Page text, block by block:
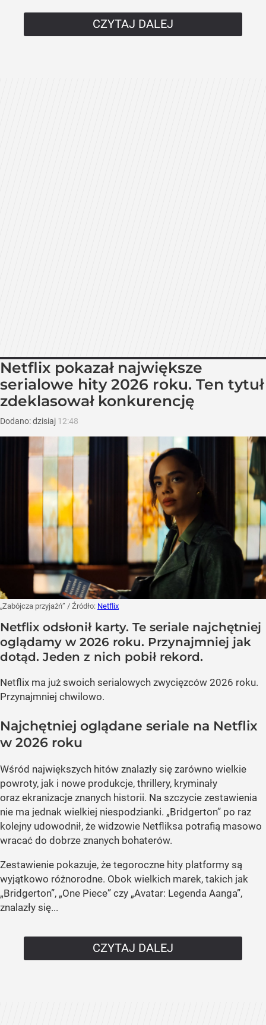
CZYTAJ DALEJ
Netflix pokazał największe
serialowe hity 2026 roku. Ten tytuł
zdeklasował konkurencję
Dodano:dzisiaj 12:48
„Zabójcza przyjaźń” / Źródło: Netflix
Netflix odsłonił karty. Te seriale najchętniej
oglądamy w 2026 roku. Przynajmniej jak
dotąd. Jeden z nich pobił rekord.
Netflix ma już swoich serialowych zwycięzców 2026 roku.
Przynajmniej chwilowo.
Najchętniej oglądane seriale na Netflix
w 2026 roku
Wśród największych hitów znalazły się zarówno wielkie
powroty, jak i nowe produkcje, thrillery, kryminały
oraz ekranizacje znanych historii. Na szczycie zestawienia
nie ma jednak wielkiej niespodzianki. „Bridgerton” po raz
kolejny udowodnił, że widzowie Netfliksa potrafią masowo
wracać do dobrze znanych bohaterów.
Zestawienie pokazuje, że tegoroczne hity platformy są
wyjątkowo różnorodne. Obok wielkich marek, takich jak
„Bridgerton”, „One Piece” czy „Avatar: Legenda Aanga”,
znalazły się...
CZYTAJ DALEJ